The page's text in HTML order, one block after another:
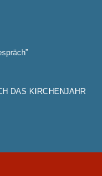
DAS KIRCHENJAHR